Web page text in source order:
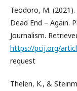
Teodoro, M.
Dead End – Again.
Journalism.
https://pcij.org/
request
Thelen, K., &